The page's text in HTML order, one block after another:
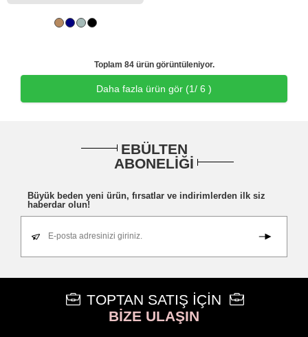
Toplam 84 ürün görüntüleniyor.
Daha fazla ürün gör (1/ 6 )
EBÜLTEN
ABONELİĞİ
Büyük beden yeni ürün, fırsatlar ve indirimlerden ilk siz
haberdar olun!
E-posta adresinizi giriniz.
TOPTAN SATIŞ İÇİN
BİZE ULAŞIN